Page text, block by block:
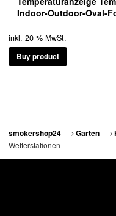
Indoor-Outdoor-Oval-
inkl. 20 % MwSt.
Buy product
smokershop24 Garten
Wetterstationen